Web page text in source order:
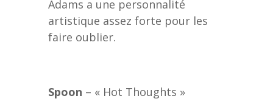
Adams a une personnalité
artistique assez forte pour les
faire oublier.
Spoon – « Hot Thoughts »